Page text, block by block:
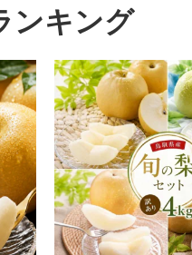
ンキング